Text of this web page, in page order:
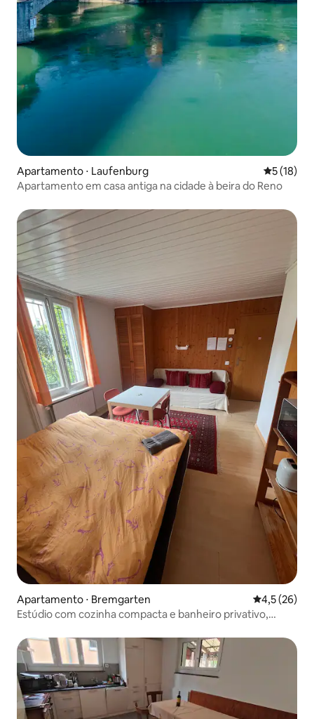
Apartamento ⋅ Laufenburg 5 de uma
5 (18)
Apartamento em casa antiga na cidade à beira do Reno
Apartamento ⋅ Bremgarten 4,5 de uma
4,5 (26)
Estúdio com cozinha compacta e banheiro privativo,